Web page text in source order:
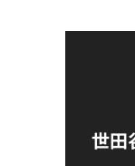
世田
支
て